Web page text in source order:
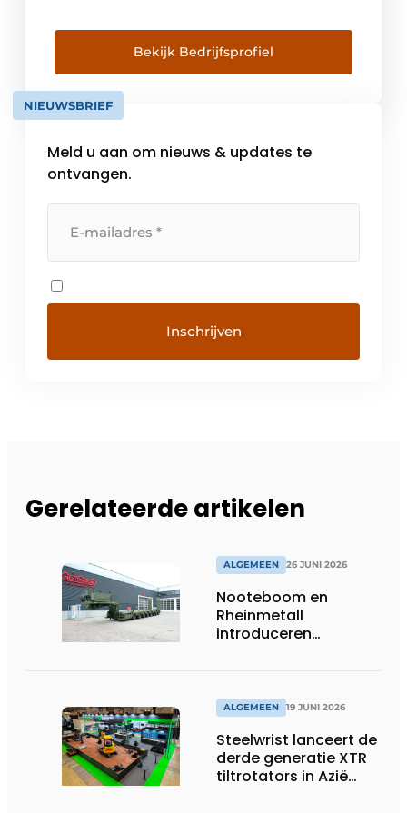
rijwerken, bestaande uit vijf bedrijven,
genaamd de Verhoeven Group. De
Verhoeven Group bestaat nu uit de volgende
ondernemingen: ● Verhoeven
(Grondverzetmachines) ● VTS Track
Bekijk Bedrijfsprofiel
NIEUWSBRIEF
Meld u aan om nieuws & updates te
ontvangen.
Gerelateerde artikelen
ALGEMEEN 26 JUNI 2026
Nooteboom en
Rheinmetall
introduceren
ALGEMEEN 19 JUNI 2026
Steelwrist lanceert de
derde generatie XTR
tiltrotators in Azië